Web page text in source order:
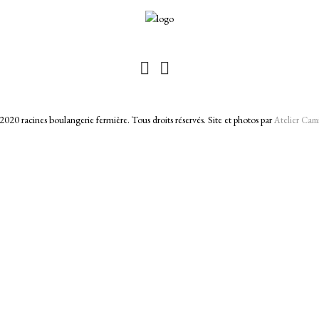
racines boulangerie fermière. Tous droits réservés. Site et photos parAtelier